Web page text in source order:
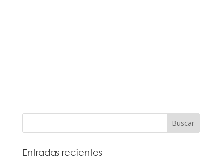
Entradas recientes